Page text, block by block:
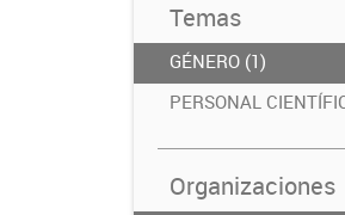
Temas
GÉNERO (1)
PERSONAL
Organizaciones